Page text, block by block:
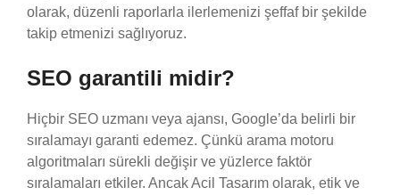
olarak, düzenli raporlarla ilerlemenizi şeffaf bir şekilde
takip etmenizi sağlıyoruz.
SEO garantili midir?
Hiçbir SEO uzmanı veya ajansı, Google’da belirli bir
sıralamayı garanti edemez. Çünkü arama motoru
algoritmaları sürekli değişir ve yüzlerce faktör
sıralamaları etkiler. Ancak Acil Tasarım olarak, etik ve